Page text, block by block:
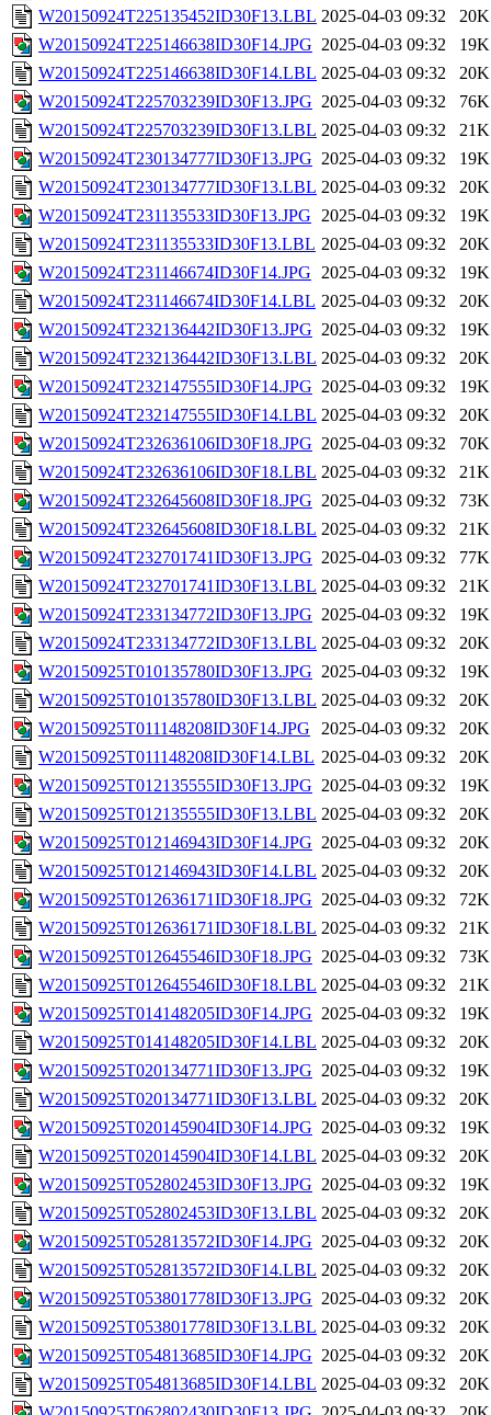
W20150924T225135452ID30F13.LBL 2025-04-03 09:32
20K
W20150924T225146638ID30F14.JPG 2025-04-03 09:32
19K
W20150924T225146638ID30F14.LBL 2025-04-03 09:32
20K
W20150924T225703239ID30F13.JPG 2025-04-03 09:32
76K
W20150924T225703239ID30F13.LBL 2025-04-03 09:32
21K
W20150924T230134777ID30F13.JPG 2025-04-03 09:32
19K
W20150924T230134777ID30F13.LBL 2025-04-03 09:32
20K
W20150924T231135533ID30F13.JPG 2025-04-03 09:32
19K
W20150924T231135533ID30F13.LBL 2025-04-03 09:32
20K
W20150924T231146674ID30F14.JPG 2025-04-03 09:32
19K
W20150924T231146674ID30F14.LBL 2025-04-03 09:32
20K
W20150924T232136442ID30F13.JPG 2025-04-03 09:32
19K
W20150924T232136442ID30F13.LBL 2025-04-03 09:32
20K
W20150924T232147555ID30F14.JPG 2025-04-03 09:32
19K
W20150924T232147555ID30F14.LBL 2025-04-03 09:32
20K
W20150924T232636106ID30F18.JPG 2025-04-03 09:32
70K
W20150924T232636106ID30F18.LBL 2025-04-03 09:32
21K
W20150924T232645608ID30F18.JPG 2025-04-03 09:32
73K
W20150924T232645608ID30F18.LBL 2025-04-03 09:32
21K
W20150924T232701741ID30F13.JPG 2025-04-03 09:32
77K
W20150924T232701741ID30F13.LBL 2025-04-03 09:32
21K
W20150924T233134772ID30F13.JPG 2025-04-03 09:32
19K
W20150924T233134772ID30F13.LBL 2025-04-03 09:32
20K
W20150925T010135780ID30F13.JPG 2025-04-03 09:32
19K
W20150925T010135780ID30F13.LBL 2025-04-03 09:32
20K
W20150925T011148208ID30F14.JPG
2025-04-03 09:32
20K
W20150925T011148208ID30F14.LBL 2025-04-03 09:32
20K
W20150925T012135555ID30F13.JPG 2025-04-03 09:32
19K
W20150925T012135555ID30F13.LBL 2025-04-03 09:32
20K
W20150925T012146943ID30F14.JPG 2025-04-03 09:32
20K
W20150925T012146943ID30F14.LBL 2025-04-03 09:32
20K
W20150925T012636171ID30F18.JPG 2025-04-03 09:32
72K
W20150925T012636171ID30F18.LBL 2025-04-03 09:32
21K
W20150925T012645546ID30F18.JPG 2025-04-03 09:32
73K
W20150925T012645546ID30F18.LBL 2025-04-03 09:32
21K
W20150925T014148205ID30F14.JPG 2025-04-03 09:32
19K
W20150925T014148205ID30F14.LBL 2025-04-03 09:32
20K
W20150925T020134771ID30F13.JPG 2025-04-03 09:32
19K
W20150925T020134771ID30F13.LBL 2025-04-03 09:32
20K
W20150925T020145904ID30F14.JPG 2025-04-03 09:32
19K
W20150925T020145904ID30F14.LBL 2025-04-03 09:32
20K
W20150925T052802453ID30F13.JPG 2025-04-03 09:32
19K
W20150925T052802453ID30F13.LBL 2025-04-03 09:32
20K
W20150925T052813572ID30F14.JPG 2025-04-03 09:32
20K
W20150925T052813572ID30F14.LBL 2025-04-03 09:32
20K
W20150925T053801778ID30F13.JPG 2025-04-03 09:32
20K
W20150925T053801778ID30F13.LBL 2025-04-03 09:32
20K
W20150925T054813685ID30F14.JPG 2025-04-03 09:32
20K
W20150925T054813685ID30F14.LBL 2025-04-03 09:32
20K